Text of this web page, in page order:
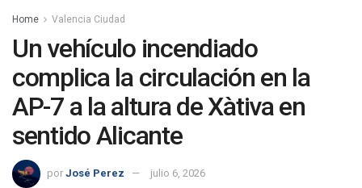
Home Valencia Ciudad
Un vehículo incendiado
complica la circulación en la
AP-7 a la altura de Xàtiva en
sentido Alicante
por José Perez julio 6, 2026